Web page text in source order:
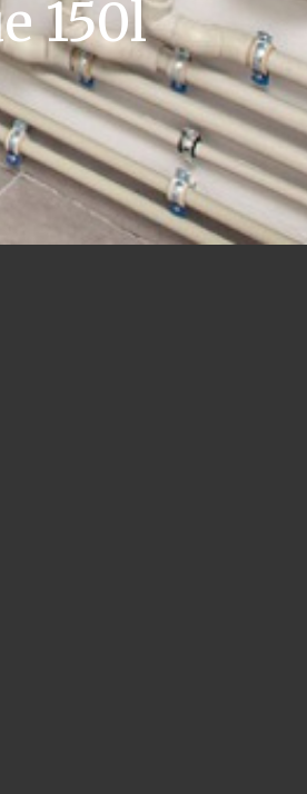
150l